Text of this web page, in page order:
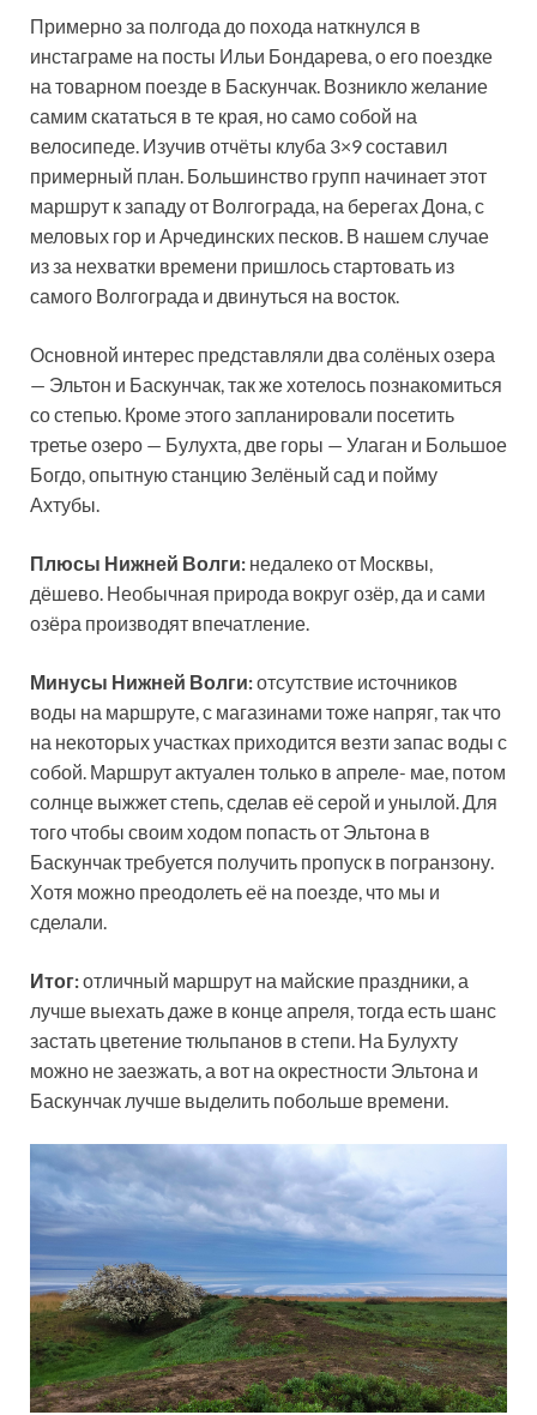
Примерно за полгода до похода наткнулся в
инстаграме на посты Ильи Бондарева, о его поездке
на товарном поезде в Баскунчак. Возникло желание
самим скататься в те края, но само собой на
велосипеде. Изучив отчёты клуба 3×9 составил
примерный план. Большинство групп начинает этот
маршрут к западу от Волгограда, на берегах Дона, с
меловых гор и Арчединских песков. В нашем случае
из за нехватки времени пришлось стартовать из
самого Волгограда и двинуться на восток.
Основной интерес представляли два солёных озера
— Эльтон и Баскунчак, так же хотелось познакомиться
со степью. Кроме этого запланировали посетить
третье озеро — Булухта, две горы — Улаган и Большое
Богдо, опытную станцию Зелёный сад и пойму
Ахтубы.
Плюсы Нижней Волги: недалеко от Москвы,
дёшево. Необычная природа вокруг озёр, да и сами
озёра производят впечатление.
Минусы Нижней Волги:отсутствие источников
воды на маршруте, с магазинами тоже напряг, так что
на некоторых участках приходится везти запас воды с
собой. Маршрут актуален только в апреле- мае, потом
солнце выжжет степь, сделав её серой и унылой. Для
того чтобы своим ходом попасть от Эльтона в
Баскунчак требуется получить пропуск в погранзону.
Хотя можно преодолеть её на поезде, что мы и
сделали.
Итог:отличный маршрут на майские праздники, а
лучше выехать даже в конце апреля, тогда есть шанс
застать цветение тюльпанов в степи. На Булухту
можно не заезжать, а вот на окрестности Эльтона и
Баскунчак лучше выделить побольше времени.